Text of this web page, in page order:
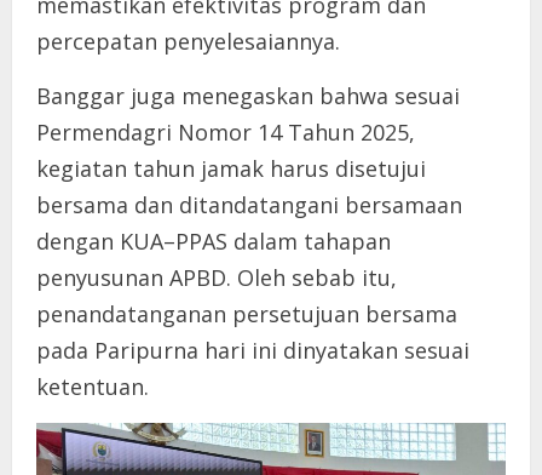
percepatan penyelesaiannya.
Banggar juga menegaskan bahwa sesuai
Permendagri Nomor 14 Tahun 2025,
kegiatan tahun jamak harus disetujui
bersama dan ditandatangani bersamaan
dengan KUA–PPAS dalam tahapan
penyusunan APBD. Oleh sebab itu,
penandatanganan persetujuan bersama
pada Paripurna hari ini dinyatakan sesuai
ketentuan.